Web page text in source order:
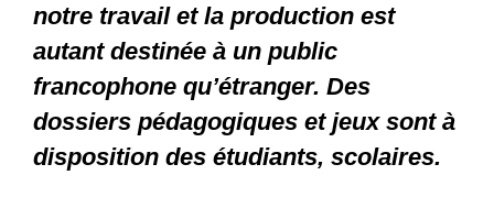
notre travail et la production est
autant destinée à un public
francophone qu’étranger. Des
dossiers pédagogiques et jeux sont à
disposition des étudiants, scolaires.